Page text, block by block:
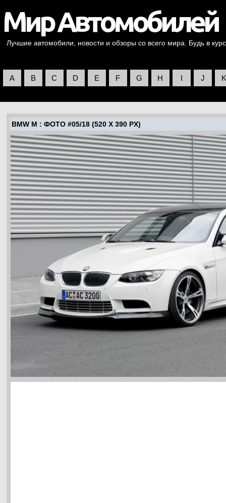
Лучшие автомобили, новости и обзоры со всего мира. Будь в
A B C D E F G H I J K
BMW M : ФОТО #05/18 (520 X 390 PX)